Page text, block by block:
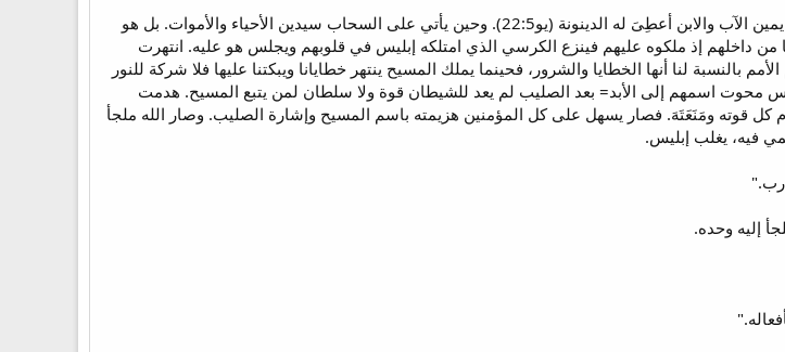
جلست على الكرسي قاضياً عادلاً= بعد صعود المسيح جلس عن يمين الآب والابن أعطِىَ له الدينونة (يو22:5). وحين يأتي على السحاب سيدين الأحياء والأموات. بل هو
داخلهم إذ ملكوه عليهم فينزع الكرسي الذي امتلكه إبليس في قلوبهم ويجلس هو عليه. انتهرت
بالنسبة لنا أنها الخطايا والشرور، فحينما يملك المسيح ينتهر خطايانا ويبكتنا عليها فلا شركة للنور
محوت اسمهم إلى الأبد= بعد الصليب لم يعد للشيطان قوة ولا سلطان لمن يتبع المسيح. هدمت
قوته ومَنَعَتَهَ. فصار يسهل على كل المؤمنين هزيمته باسم المسيح وإشارة الصليب. وصار الله ملجأ
فيه، يغلب إبليس.
إليه وحده.